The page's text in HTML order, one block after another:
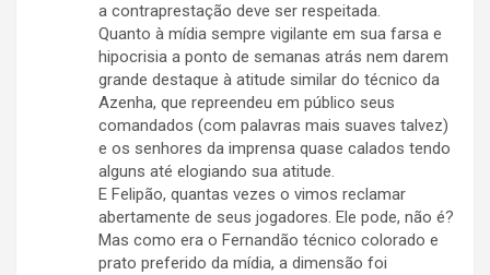
a contraprestação deve ser respeitada.
Quanto à mídia sempre vigilante em sua farsa e
hipocrisia a ponto de semanas atrás nem darem
grande destaque à atitude similar do técnico da
Azenha, que repreendeu em público seus
comandados (com palavras mais suaves talvez)
e os senhores da imprensa quase calados tendo
alguns até elogiando sua atitude.
E Felipão, quantas vezes o vimos reclamar
abertamente de seus jogadores. Ele pode, não é?
Mas como era o Fernandão técnico colorado e
prato preferido da mídia, a dimensão foi